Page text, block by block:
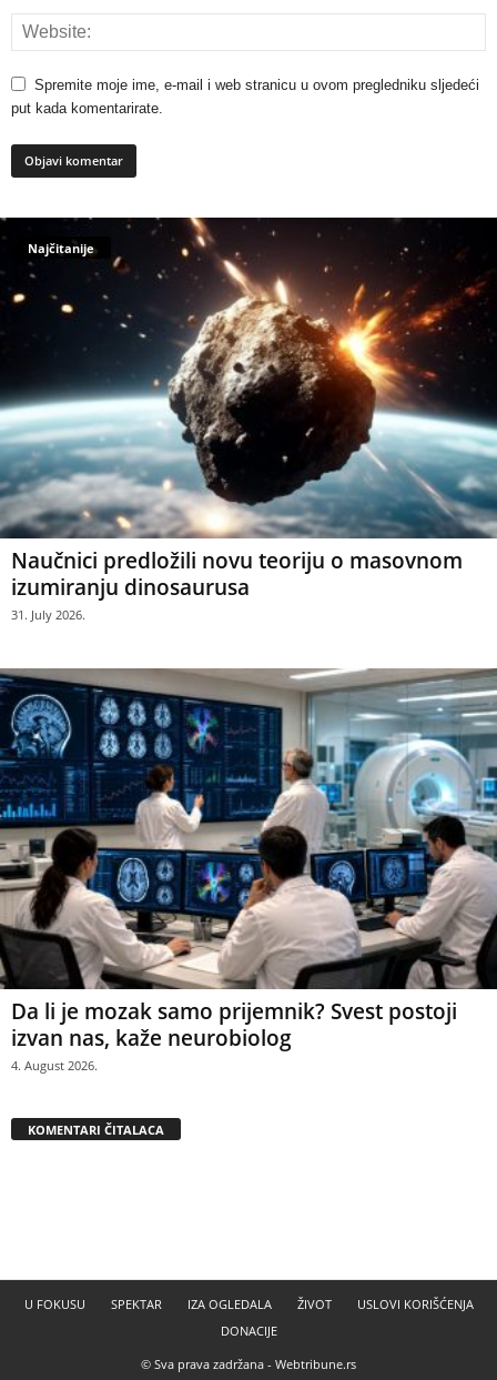
Spremite moje ime, e-mail i web stranicu u ovom pregledniku sljedeći
put kada komentarirate.
Najčitanije
Naučnici predložili novu teoriju o masovnom
izumiranju dinosaurusa
31. July 2026.
Da li je mozak samo prijemnik? Svest postoji
izvan nas, kaže neurobiolog
4. August 2026.
KOMENTARI ČITALACA
U FOKUSU SPEKTAR IZA OGLEDALA ŽIVOT
USLOVI KORIŠĆENJA
DONACIJE
© Sva prava zadržana - Webtribune.rs